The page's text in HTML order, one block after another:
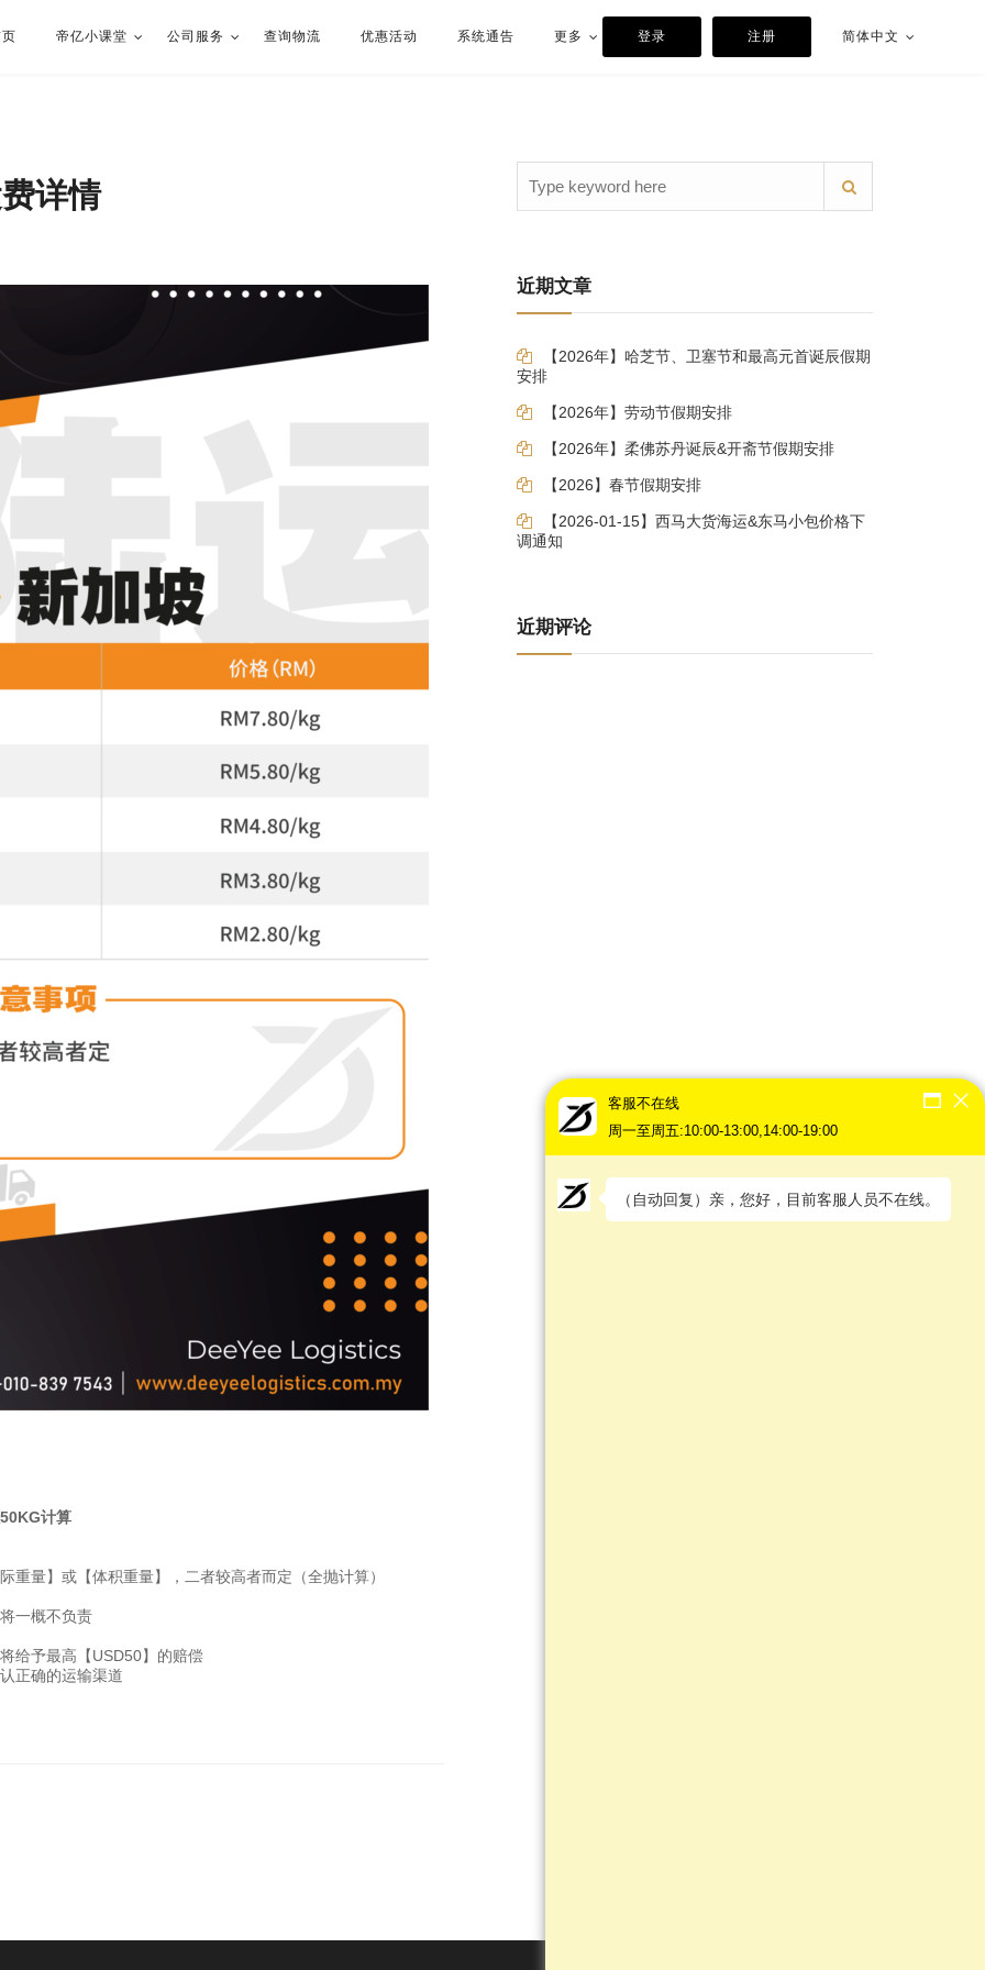
帝亿小课堂 公司服务 查询物流 优惠活动 系统通告 更多 登录 注册 简体中文
详情
计算
量】或【体积重量】，二者较高者而定（全抛计算）
一概不负责
给予最高【USD50】的赔偿
正确的运输渠道
近期文章
【2026年】哈芝节、卫塞节和最高元首诞辰假期
安排
【2026年】劳动节假期安排
【2026年】柔佛苏丹诞辰&开斋节假期安排
【2026】春节假期安排
【2026-01-15】西马大货海运&东马小包价格下
调通知
近期评论
客服不在线
周一至周五:10:00-13:00,14:00-19:00
（自动回复）亲，您好，目前客服人员不在线。